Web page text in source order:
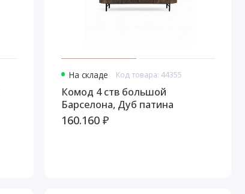
На складе Код товара: 44355
Комод 4 ств большой
Барселона, Дуб патина
160.160 ₽